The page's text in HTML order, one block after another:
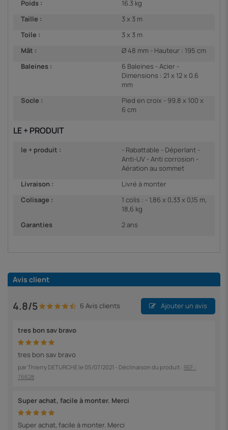
Poids :
16.3 kg
Taille :
3 x 3 m
Toile :
3 x 3 m
Mât :
Ø 48 mm - Hauteur : 195 cm
Baleines :
6 Baleines - Acier -
Dimensions : 21 x 12 x 0.6
mm
Socle :
Pied en croix - 99.8 x 100 x
6 cm
LE + PRODUIT
le + produit :
- Rabattable - Déperlant -
Anti-UV - Anti corrosion -
Aération au sommet
Livraison :
Livré à monter
Colisage :
1 colis : - 1,86 x 0,33 x 0,15 m,
18,6 kg
Garanties
2 ans
Avis client
4.8/5 6 Avis clients Ajouter un avis
tres bon sav bravo
tres bon sav bravo
parThierry DETURCHE le 05/07/2021 - Déclinaison du produit : REF :
76628
Super achat, facile à monter. Merci
Super achat, facile à monter. Merci